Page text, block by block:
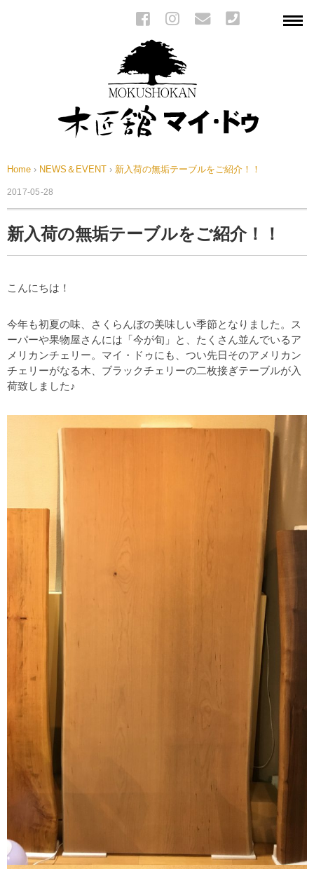
Home › NEWS＆EVENT › 新入荷の無垢テーブルをご紹介！！
2017-05-28
新入荷の無垢テーブルをご紹介！！
こんにちは！
今年も初夏の味、さくらんぼの美味しい季節となりました。ス
ーパーや果物屋さんには「今が旬」と、たくさん並んでいるア
メリカンチェリー。マイ・ドゥにも、つい先日そのアメリカン
チェリーがなる木、ブラックチェリーの二枚接ぎテーブルが入
荷致しました♪